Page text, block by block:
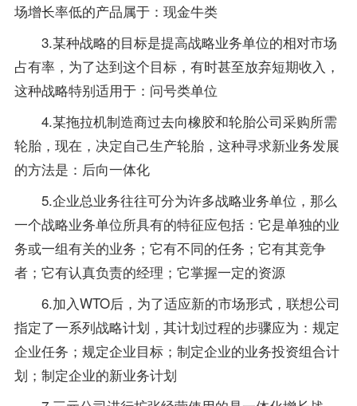
场增长率低的产品属于：现金牛类
3.某种战略的目标是提高战略业务单位的相对市场
占有率，为了达到这个目标，有时甚至放弃短期收入，
这种战略特别适用于：问号类单位
4.某拖拉机制造商过去向橡胶和轮胎公司采购所需
轮胎，现在，决定自己生产轮胎，这种寻求新业务发展
的方法是：后向一体化
5.企业总业务往往可分为许多战略业务单位，那么
一个战略业务单位所具有的特征应包括：它是单独的业
务或一组有关的业务；它有不同的任务；它有其竞争
者；它有认真负责的经理；它掌握一定的资源
6.加入WTO后，为了适应新的市场形式，联想公司
指定了一系列战略计划，其计划过程的步骤应为：规定
企业任务；规定企业目标；制定企业的业务投资组合计
划；制定企业的新业务计划